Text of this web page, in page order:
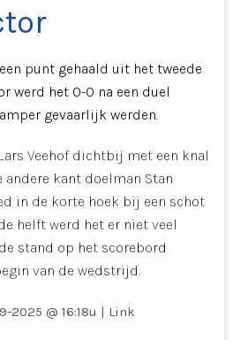
punt gehaald uit het tweede
werd het 0-0 na een duel
gevaarlijk werden.
Veehof dichtbij met een knal
andere kant doelman Stan
in de korte hoek bij een schot
helft werd het er niet veel
stand op het scorebord
van de wedstrijd.
2025 @ 16:18u | Link